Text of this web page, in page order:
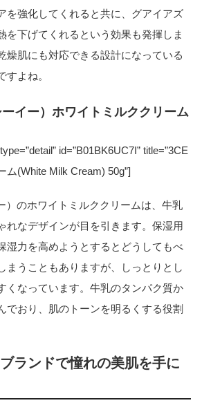
を強化してくれると共に、グアイアズ
を下げてくれるという効果も発揮しま
燥肌にも対応できる設計になっている
すよね。
イー）ホワイトミルククリーム
id=”B01BK6UC7I” title=”3CE
ム(White Milk Cream) 50g”]
）のホワイトミルククリームは、牛乳
れなデザインが目を引きます。保湿用
湿力を高めようとするとどうしてもべ
まうこともありますが、しっとりとし
くなっています。牛乳のタンパク質か
でおり、肌のトーンを明るくする役割
ランドで憧れの美肌を手に